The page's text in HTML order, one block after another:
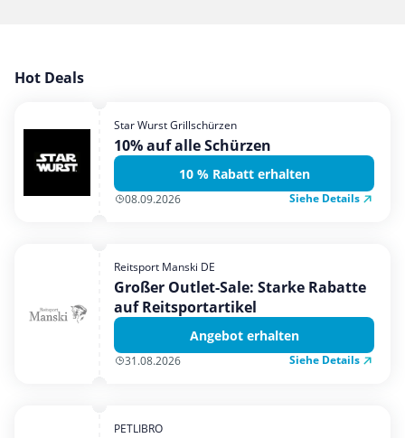
Garten, Haushalt & Tiere
Mobilfunk & Internet
Mode & Accessoires
Shopping
Urlaub & Reise
Hot Deals
Star Wurst Grillschürzen
10% auf alle Schürzen
10 % Rabatt erhalten
08.09.2026 Siehe Details
Reitsport Manski DE
Großer Outlet-Sale: Starke Rabatte
auf Reitsportartikel
Angebot erhalten
31.08.2026 Siehe Details
PETLIBRO